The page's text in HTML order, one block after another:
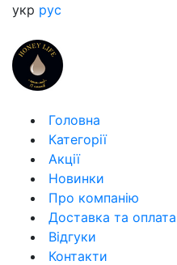
укр рус
Головна
Категорії
Акції
Новинки
Про компанію
Доставка та оплата
Відгуки
Контакти